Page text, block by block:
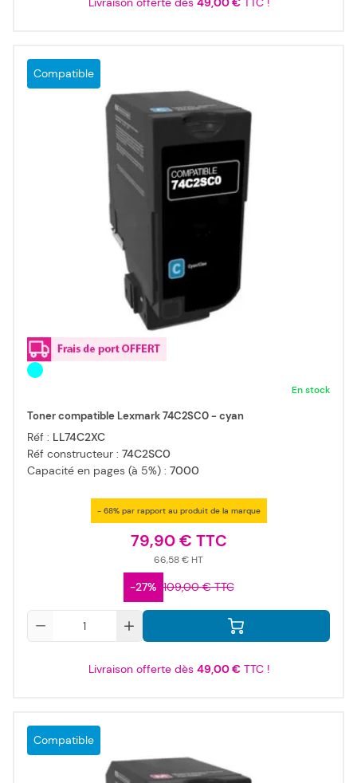
Compatible
En stock
Toner compatible Lexmark 74C2SC0 - cyan
Réf : LL74C2XC
Réf constructeur : 74C2SC0
Capacité en pages (à 5%) : 7000
- 68% par rapport au produit de la marque
79,90 €
66,58 €
-27% 109,00 €
Livraison offerte dès 49,00 €TTC !
Compatible